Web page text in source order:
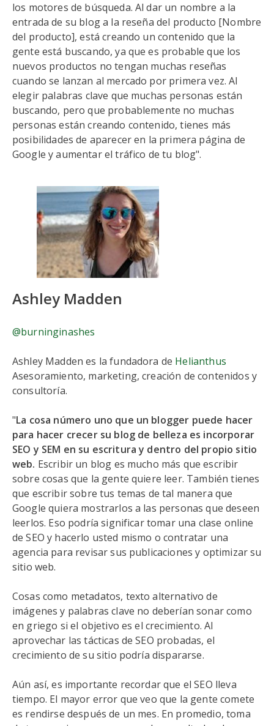
los motores de búsqueda. Al dar un nombre a la
entrada de su blog a la reseña del producto [Nombre
del producto], está creando un contenido que la
gente está buscando, ya que es probable que los
nuevos productos no tengan muchas reseñas
cuando se lanzan al mercado por primera vez. Al
elegir palabras clave que muchas personas están
buscando, pero que probablemente no muchas
personas están creando contenido, tienes más
posibilidades de aparecer en la primera página de
Google y aumentar el tráfico de tu blog".
Ashley Madden
@burninginashes
Ashley Madden es la fundadora de Helianthus
Asesoramiento, marketing, creación de contenidos y
consultoría.
"La cosa número uno que un blogger puede hacer
para hacer crecer su blog de belleza es incorporar
SEO y SEM en su escritura y dentro del propio sitio
web. Escribir un blog es mucho más que escribir
sobre cosas que la gente quiere leer. También tienes
que escribir sobre tus temas de tal manera que
Google quiera mostrarlos a las personas que deseen
leerlos. Eso podría significar tomar una clase online
de SEO y hacerlo usted mismo o contratar una
agencia para revisar sus publicaciones y optimizar su
sitio web.
Cosas como metadatos, texto alternativo de
imágenes y palabras clave no deberían sonar como
en griego si el objetivo es el crecimiento. Al
aprovechar las tácticas de SEO probadas, el
crecimiento de su sitio podría dispararse.
Aún así, es importante recordar que el SEO lleva
tiempo. El mayor error que veo que la gente comete
es rendirse después de un mes. En promedio, toma